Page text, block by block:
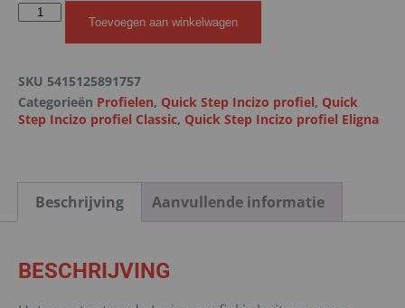
Toevoegen aan winkelwagen
SKU 5415125891757
Categorieën Profielen, Quick Step Incizo profiel, Quick
Step Incizo profiel Classic, Quick Step Incizo profiel Eligna
Beschrijving Aanvullende informatie
BESCHRIJVING